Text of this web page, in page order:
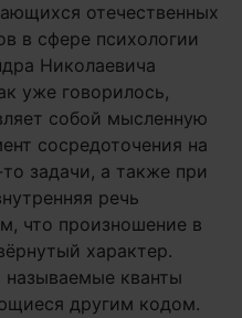
отечественных
в сфере психологии
Николаевича
уже говорилось,
собой мысленную
сосредоточения на
задачи, а также при
речь
что произношение в
характер.
называемые кванты
другим кодом.